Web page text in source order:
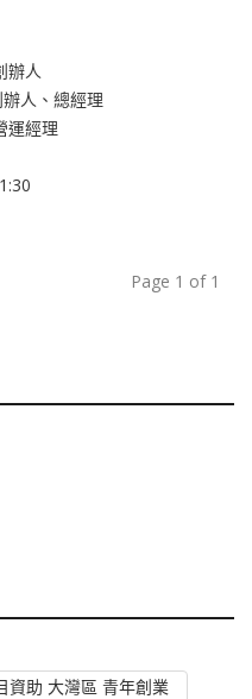
辦人
人、總經理
運經理
Page 1 of 1
資助 大灣區 青年創業